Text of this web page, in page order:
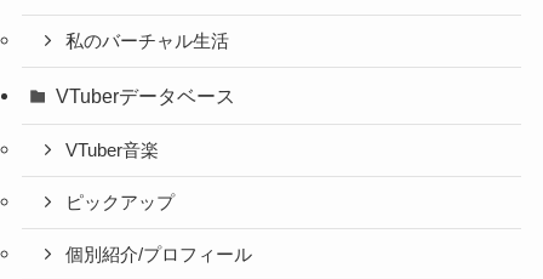
私のバーチャル生活
VTuberデータベース
VTuber音楽
ピックアップ
個別紹介/プロフィール